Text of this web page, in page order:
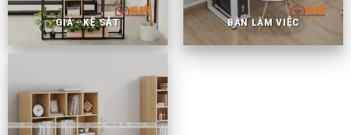
GIÁ - KỆ SẮT BÀN LÀM VIỆC